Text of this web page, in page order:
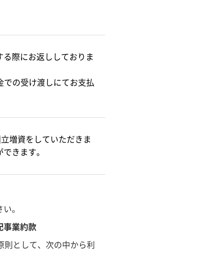
際にお返ししておりま
での受け渡しにてお支払
増資をしていただきま
きます。
。
事業約款
として、次の中から利